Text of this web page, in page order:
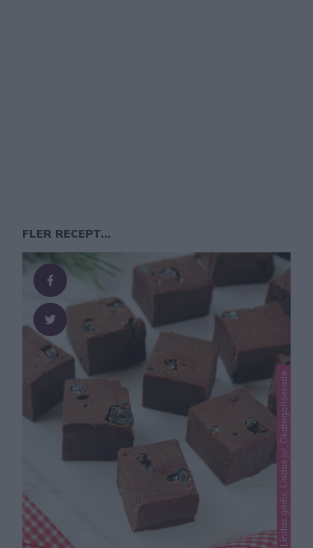
FLER RECEPT...
Lindas godis, Lindas jul, Okategoriserade